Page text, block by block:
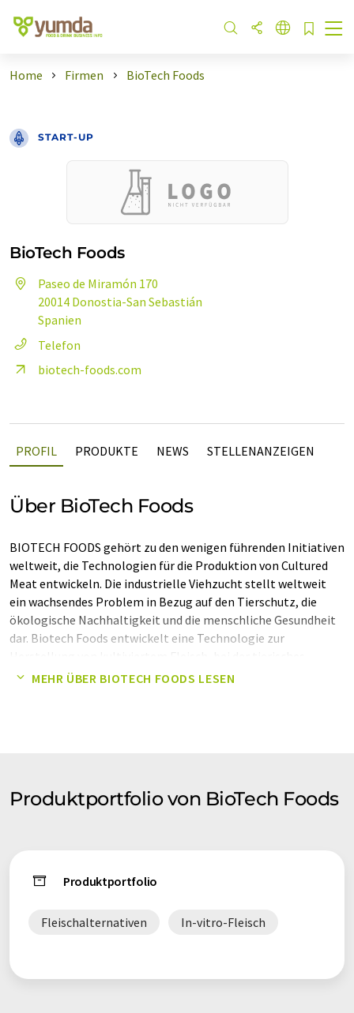
Home Firmen BioTech Foods
START-UP
BioTech Foods
Paseo de Miramón 170
20014 Donostia-San Sebastián
Spanien
Telefon
biotech-foods.com
PROFIL PRODUKTE NEWS STELLENANZEIGEN
Über BioTech Foods
BIOTECH FOODS gehört zu den wenigen führenden Initiativen
weltweit, die Technologien für die Produktion von Cultured
Meat entwickeln. Die industrielle Viehzucht stellt weltweit
ein wachsendes Problem in Bezug auf den Tierschutz, die
ökologische Nachhaltigkeit und die menschliche Gesundheit
dar. Biotech Foods entwickelt eine Technologie zur
Gewebe in einer kontrollierten Umgebung mit Hilfe von
MEHR ÜBER BIOTECH FOODS LESEN
Produktportfolio von BioTech Foods
Produktportfolio
Fleischalternativen In-vitro-Fleisch